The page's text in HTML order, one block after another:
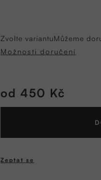
Zvolte variantuMůžeme
Možnosti doručení
od 450 Kč
Zeptat se